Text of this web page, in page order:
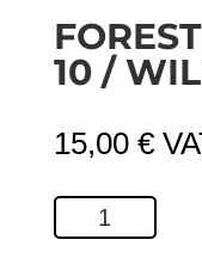
10 /
15,00 €
Forest
Finland